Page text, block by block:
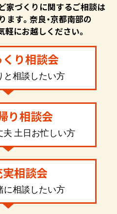
家づくりに関するご相談は
ます。奈良・京都南部の
にお越しください。
り相談会
と相談したい方
り相談会
土日お忙しい方
相談会
に相談したい方